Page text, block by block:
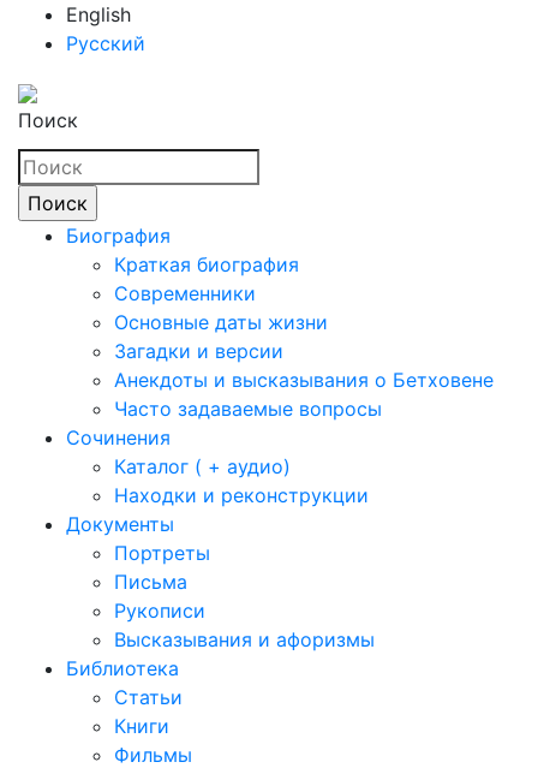
English
Русский
Поиск
Биография
Краткая биография
Современники
Основные даты жизни
Загадки и версии
Анекдоты и высказывания о Бетховене
Часто задаваемые вопросы
Сочинения
Каталог ( + аудио)
Находки и реконструкции
Документы
Портреты
Письма
Рукописи
Высказывания и афоризмы
Библиотека
Статьи
Книги
Фильмы